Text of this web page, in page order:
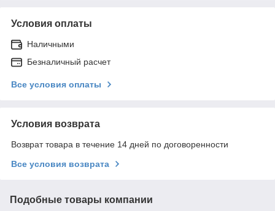
Условия оплаты
Наличными
Безналичный расчет
Все условия оплаты
Условия возврата
Возврат товара в течение 14 дней по договоренности
Все условия возврата
Подобные товары компании